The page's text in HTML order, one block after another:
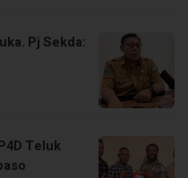
Pj Sekda:
Teluk